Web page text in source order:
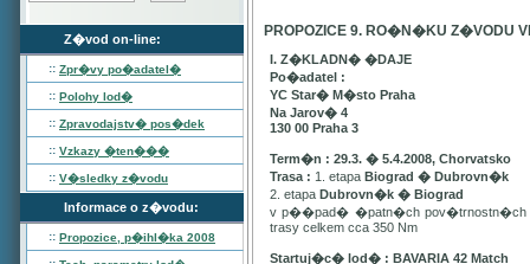
Z�vod on-line:
:: Zpr�vy po�adatel�
:: Polohy lod�
:: Zpravodajstv� pos�dek
:: Vzkazy �ten���
:: V�sledky z�vodu
Informace o z�vodu:
:: Propozice, p�ihl�ka 2008
PROPOZICE 9. RO�N�KU Z�VODU
I. Z�KLADN� �DAJE
Po�adatel :
YC Star� M�sto Praha
Na Jarov� 4
130 00 Praha 3
Term�n : 29.3. � 5.4.2008, Chorvatsko
Trasa : 1. etapa Biograd � Dubrovn�k
2. etapa Dubrovn�k � Biograd
v p��pad� �patn�ch pov�trnostn�ch
trasy celkem cca 350 Nm
Startuj�c� lod� : BAVARIA 42 Match